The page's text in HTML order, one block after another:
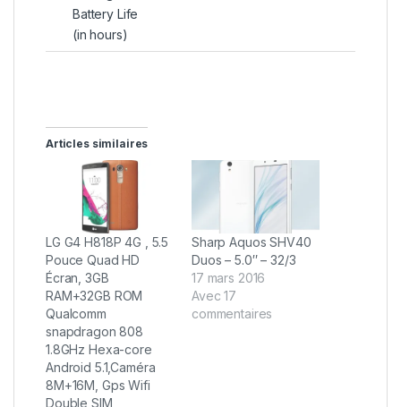
Battery Life
(in hours)
Articles similaires
LG G4 H818P 4G , 5.5
Pouce Quad HD
Écran, 3GB
RAM+32GB ROM
Qualcomm
snapdragon 808
1.8GHz Hexa-core
Android 5.1,Caméra
8M+16M, Gps Wifi
Double SIM
Sharp Aquos SHV40
Duos – 5.0″ – 32/3
17 mars 2016
Avec 17
commentaires